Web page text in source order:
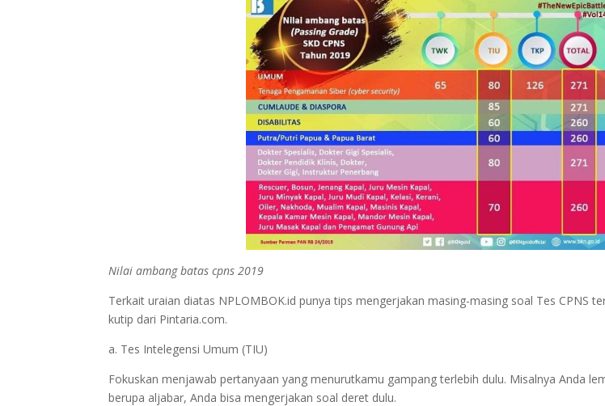
Nilai ambang batas cpns 2019
Terkait uraian diatas NPLOMBOK.id punya tips mengerjakan masing-masing soal Tes CPNS
kutip dari Pintaria.com.
a. Tes Intelegensi Umum (TIU)
Fokuskan menjawab pertanyaan yang menurutkamu gampang terlebih dulu. Misalnya Anda
berupa aljabar, Anda bisa mengerjakan soal deret dulu.